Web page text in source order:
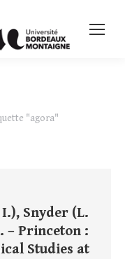
"agora"
Snyder (L.
– Princeton :
Studies at